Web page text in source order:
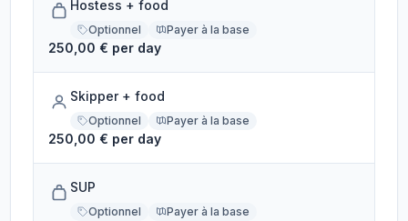
Hostess + food
Optionnel Payer à la base
250,00 € per day
Skipper + food
Optionnel Payer à la base
250,00 € per day
SUP
Optionnel Payer à la base